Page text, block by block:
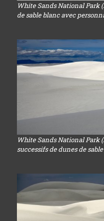
White Sands National Park
de sable blanc avec
White Sands National Park
successifs de dunes de